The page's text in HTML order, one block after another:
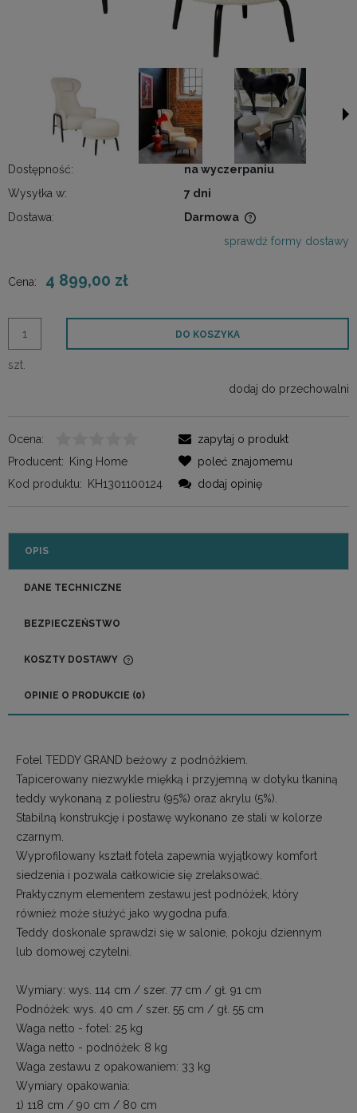
Dostępność:
na wyczerpaniu
Wysyłka w:
7 dni
Dostawa:
Darmowa
sprawdź formy dostawy
Cena: 4 899,00 zł
szt.
DO KOSZYKA
dodaj do przechowalni
Ocena:
Producent:
King Home
Kod produktu:
KH1301100124
zapytaj o produkt
poleć znajomemu
dodaj opinię
OPIS
DANE TECHNICZNE
BEZPIECZEŃSTWO
KOSZTY DOSTAWY
CENA NIE ZAWIERA EWENTUALNYCH KOSZTÓW
OPINIE O PRODUKCIE (0)
Fotel TEDDY GRAND beżowy z podnóżkiem.
Tapicerowany niezwykle miękką i przyjemną w dotyku tkaniną
teddy wykonaną z poliestru (95%) oraz akrylu (5%).
Stabilną konstrukcję i postawę wykonano ze stali w kolorze
czarnym.
Wyprofilowany kształt fotela zapewnia wyjątkowy komfort
siedzenia i pozwala całkowicie się zrelaksować.
Praktycznym elementem zestawu jest podnóżek, który
również może służyć jako wygodna pufa.
Teddy doskonale sprawdzi się w salonie, pokoju dziennym
lub domowej czytelni.
Wymiary: wys. 114 cm / szer. 77 cm / gł. 91 cm
Podnóżek: wys. 40 cm / szer. 55 cm / gł. 55 cm
Waga netto - fotel: 25 kg
Waga netto - podnóżek: 8 kg
Waga zestawu z opakowaniem: 33 kg
Wymiary opakowania:
1) 118 cm / 90 cm / 80 cm